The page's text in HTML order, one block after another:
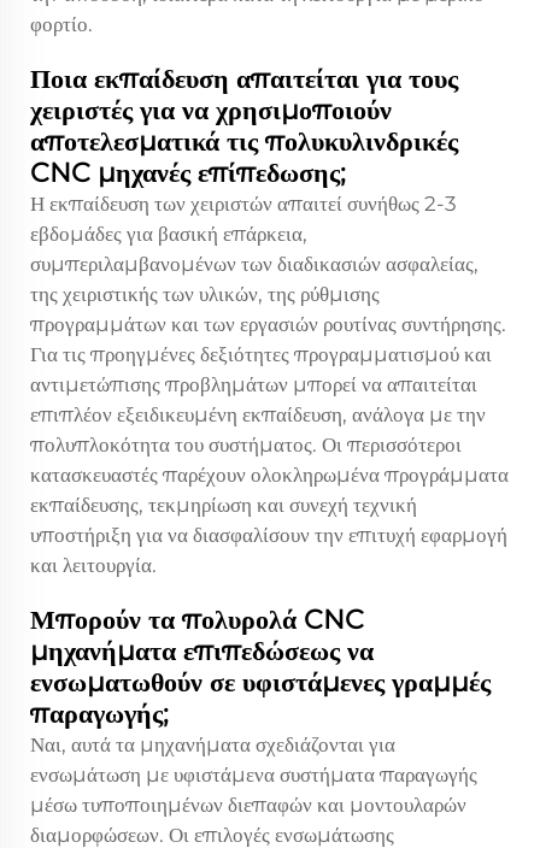
φορτίο.
Ποια εκπαίδευση απαιτείται για τους
χειριστές για να χρησιμοποιούν
αποτελεσματικά τις πολυκυλινδρικές
CNC μηχανές επίπεδωσης;
Η εκπαίδευση των χειριστών απαιτεί συνήθως 2-3
εβδομάδες για βασική επάρκεια,
συμπεριλαμβανομένων των διαδικασιών ασφαλείας,
της χειριστικής των υλικών, της ρύθμισης
προγραμμάτων και των εργασιών ρουτίνας συντήρησης.
Για τις προηγμένες δεξιότητες προγραμματισμού και
αντιμετώπισης προβλημάτων μπορεί να απαιτείται
επιπλέον εξειδικευμένη εκπαίδευση, ανάλογα με την
πολυπλοκότητα του συστήματος. Οι περισσότεροι
κατασκευαστές παρέχουν ολοκληρωμένα προγράμματα
εκπαίδευσης, τεκμηρίωση και συνεχή τεχνική
υποστήριξη για να διασφαλίσουν την επιτυχή εφαρμογή
και λειτουργία.
Μπορούν τα πολυρολά CNC
μηχανήματα επιπεδώσεως να
ενσωματωθούν σε υφιστάμενες γραμμές
παραγωγής;
Ναι, αυτά τα μηχανήματα σχεδιάζονται για
ενσωμάτωση με υφιστάμενα συστήματα παραγωγής
μέσω τυποποιημένων διεπαφών και μοντουλαρών
διαμορφώσεων. Οι επιλογές ενσωμάτωσης